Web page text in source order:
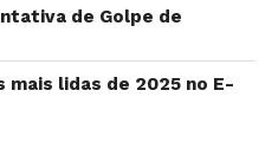
de Golpe de
mais lidas de 2025 no E-